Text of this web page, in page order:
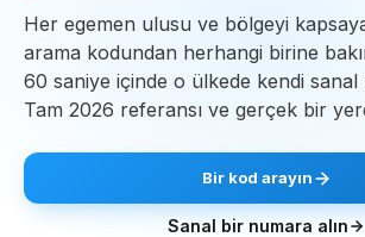
Her egemen ulusu ve bölgeyi
arama kodundan herhangi birine
60 saniye içinde o ülkede kendi sanal
Tam 2026 referansı ve gerçek bir
Bir kod arayın
Sanal bir numara alın